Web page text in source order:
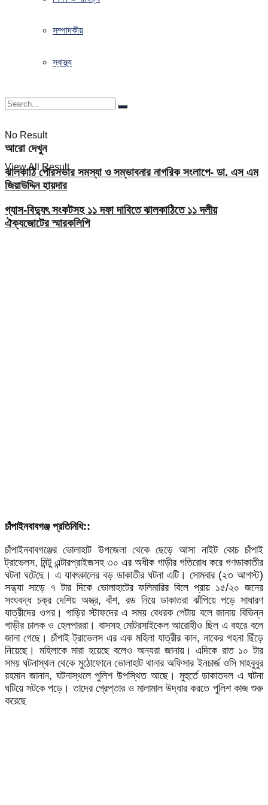
সম্পাদকীয়
স্বাস্থ্য
No Result
View All Result
আরো দেখুন
ঝালকাঠি পৌরসভার সমস্যা ও সম্ভাবনার নাগরিক সংলাপে- ডা. এস এম
জিয়াউদ্দিন হায়দার
গ্যাস-বিদ্যুৎ সংকটসহ ১১ দফা দাবিতে ঝালকাঠিতে ১১ দলীয়
ঐক্যজোটের স্মারকলিপি
চাঁপাইনবাবগঞ্জ প্রতিনিধি::
চাঁপাইনবাবগঞ্জের ভোলাহাট উপজেলা থেকে ছেড়ে আসা নাইট কোচ চাঁপাই
ট্রাভেলস, মিন্টু এন্টারপ্রাইজসহ ৩০ এর অধীক গাড়ীর গতিরোধ করে গণডাকাতীর
ঘটনা ঘটেছে। এ যাবৎকালের বড় ডাকাতীর ঘটনা এটি। সোমবার (২৩ আগস্ট)
সন্ধ্যা সাড়ে ৭ টার দিকে ভোলাহাটের ফলিমারির বিলে প্রায় ১৫/২০ জনের
সংঘবদ্ধ চক্র দেশিয় অস্ত্র, বাঁশ, রড নিয়ে ডাকাতরা ঝাঁপিয়ে পড়ে সাধারণ
যাত্রীদের ওপর। গাড়ির স্টাফদের এ সময় বেধরক পেটায় বলে জানায় বিভিন্ন
গাড়ীর চালক ও হেলপাররা। বাসসহ মোটরসাইকেল আরোহীও ছিল এ বহরে বলে
জানা গেছে। চাঁপাই ট্রাভেলস এর এক মহিলা যাত্রীর কান, নাকের গহনা ছিঁড়ে
নিয়েছে। মহিলাকে মারা হয়েছে বলেও অন্যরা জানায়। এদিকে রাত ১০ টার
সময় ঘটনাস্থল থেকে মুঠোফোনে ভোলাহাট থানার অফিসার ইনচার্জ ওসি মাহবুবুর
রহমান জানান, ঘটনাস্থলে পুলিশ উপস্থিত আছে। মুহুর্তে ডাকাতদল এ ঘটনা
ঘটিয়ে সটকে পড়ে। তাদের গ্রেপ্তার ও মালামাল উদ্ধার করতে পুলিশ কাজ শুরু
করেছে